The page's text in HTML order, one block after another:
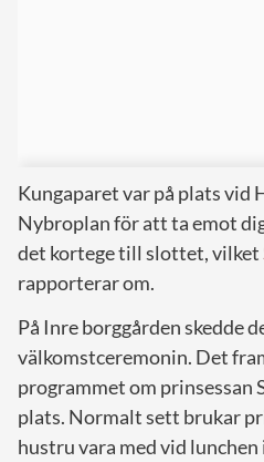
Kungaparet var på plats vid
Nybroplan för att ta emot
det kortege till slottet, vilket
rapporterar om.
På Inre borggården skedde
välkomstceremonin. Det
programmet om prinsessan
plats. Normalt sett brukar
hustru vara med vid lunchen